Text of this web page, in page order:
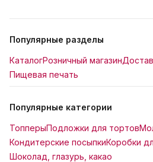
Популярные разделы
КаталогРозничный магазин
Пищевая печать
Популярные категории
ТопперыПодложки для тортов
Кондитерские посыпкиКоробки
Шоколад, глазурь, какао